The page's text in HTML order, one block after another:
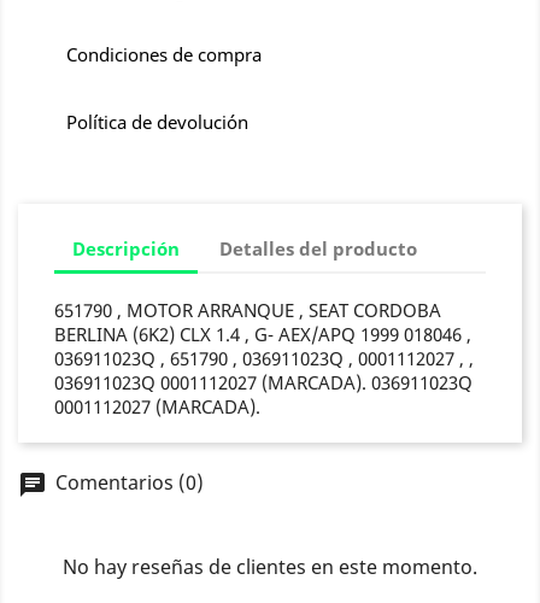
Condiciones de compra
Política de devolución
Descripción Detalles del producto
651790 , MOTOR ARRANQUE , SEAT CORDOBA
BERLINA (6K2) CLX 1.4 , G- AEX/APQ 1999 018046 ,
036911023Q , 651790 , 036911023Q , 0001112027 , ,
036911023Q 0001112027 (MARCADA). 036911023Q
0001112027 (MARCADA).
chat Comentarios (0)
No hay reseñas de clientes en este momento.